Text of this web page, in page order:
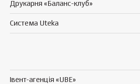
Друкарня «Баланс-клуб»
Система Uteka
Івент-агенція «UBE»